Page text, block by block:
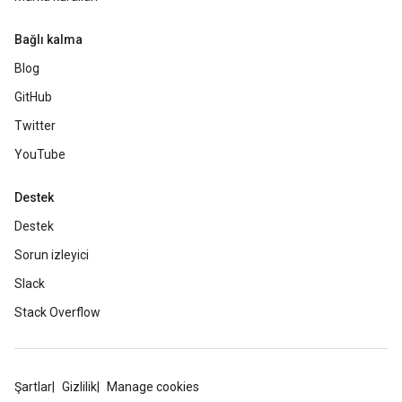
Bağlı kalma
Blog
GitHub
Twitter
YouTube
Destek
Destek
Sorun izleyici
Slack
Stack Overflow
Şartlar Gizlilik Manage cookies